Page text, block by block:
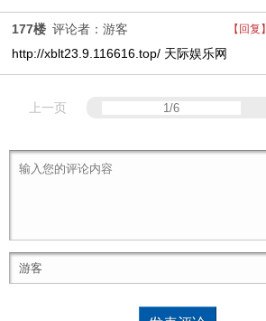
【回复】
177楼 评论者：游客
http://xblt23.9.116616.top/ 天际娱乐网
上一页